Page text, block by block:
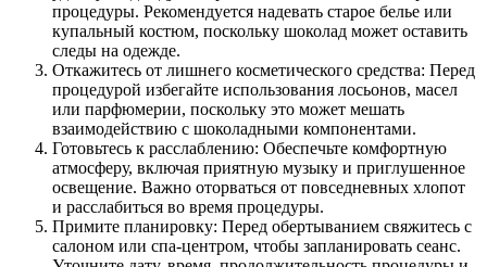
процедуры. Рекомендуется надевать старое белье или
купальный костюм, поскольку шоколад может оставить
следы на одежде.
Откажитесь от лишнего косметического средства: Перед
процедурой избегайте использования лосьонов, масел
или парфюмерии, поскольку это может мешать
взаимодействию с шоколадными компонентами.
Готовьтесь к расслаблению: Обеспечьте комфортную
атмосферу, включая приятную музыку и приглушенное
освещение. Важно оторваться от повседневных хлопот
и расслабиться во время процедуры.
Примите планировку: Перед обертыванием свяжитесь с
салоном или спа-центром, чтобы запланировать сеанс.